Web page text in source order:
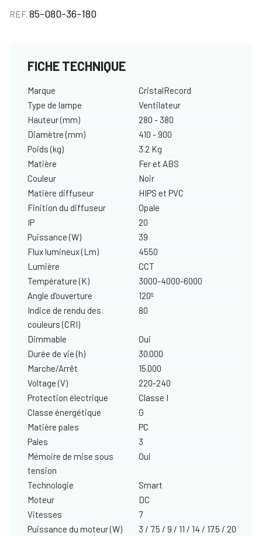
REF. 85-080-36-180
FICHE TECHNIQUE
Marque
CristalRecord
Type de lampe
Ventilateur
Hauteur (mm)
280 - 380
Diamètre (mm)
410 - 900
Poids (kg)
3.2 Kg
Matière
Fer et ABS
Couleur
Noir
Matière diffuseur
HIPS et PVC
Finition du diffuseur
Opale
IP
20
Puissance (W)
39
Flux lumineux (Lm)
4550
Lumière
CCT
Température (K)
3000-4000-6000
Angle d'ouverture
120º
Indice de rendu des
couleurs (CRI)
80
Dimmable
Oui
Durée de vie (h)
30.000
Marche/Arrêt
15.000
Voltage (V)
220-240
Protection électrique
Classe I
Classe énergétique
G
Matière pales
PC
Pales
3
Mémoire de mise sous
tension
Oui
Technologie
Smart
Moteur
DC
Vitesses
7
Puissance du moteur (W)
3 / 7.5 / 9 / 11 / 14 / 17.5 / 20